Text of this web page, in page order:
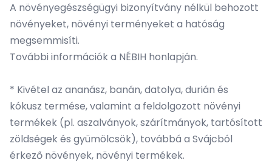
A növényegészségügyi bizonyítvány nélkül behozott
növényeket, növényi terményeket a hatóság
megsemmisíti.
További információk a NÉBIH honlapján.
* Kivétel az ananász, banán, datolya, durián és
kókusz termése, valamint a feldolgozott növényi
termékek (pl. aszalványok, szárítmányok, tartósított
zöldségek és gyümölcsök), továbbá a Svájcból
érkező növények, növényi termékek.